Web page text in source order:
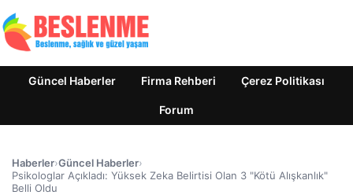
Güncel Haberler Firma Rehberi Çerez Politikası
Forum
Haberler›Güncel Haberler›
Psikologlar Açıkladı: Yüksek Zeka Belirtisi Olan 3 "Kötü Alışkanlık"
Belli Oldu